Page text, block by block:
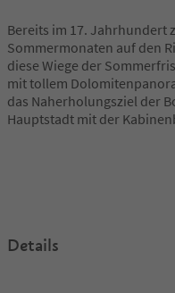
Bereits im 17. Jahrhundert
Sommermonaten auf den
diese Wiege der
mit tollem
das Naherholungsziel der
Hauptstadt mit der
Details